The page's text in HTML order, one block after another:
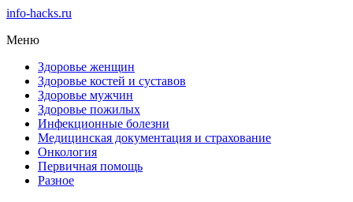
info-hacks.ru
Меню
Здоровье женщин
Здоровье костей и суставов
Здоровье мужчин
Здоровье пожилых
Инфекционные болезни
Медицинская документация и страхование
Онкология
Первичная помощь
Разное